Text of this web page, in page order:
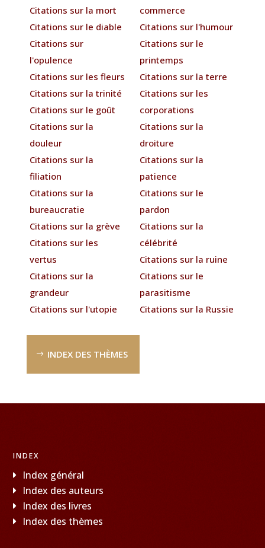
Citations sur la mort
Citations sur le diable
Citations sur
l'opulence
Citations sur les fleurs
Citations sur la trinité
Citations sur le goût
Citations sur la
douleur
Citations sur la
filiation
Citations sur la
bureaucratie
Citations sur la grève
Citations sur les
vertus
Citations sur la
grandeur
Citations sur l'utopie
commerce
Citations sur l'humour
Citations sur le
printemps
Citations sur la terre
Citations sur les
corporations
Citations sur la
droiture
Citations sur la
patience
Citations sur le
pardon
Citations sur la
célébrité
Citations sur la ruine
Citations sur le
parasitisme
Citations sur la Russie
INDEX DES THÈMES
INDEX
Index général
Index des auteurs
Index des livres
Index des thèmes